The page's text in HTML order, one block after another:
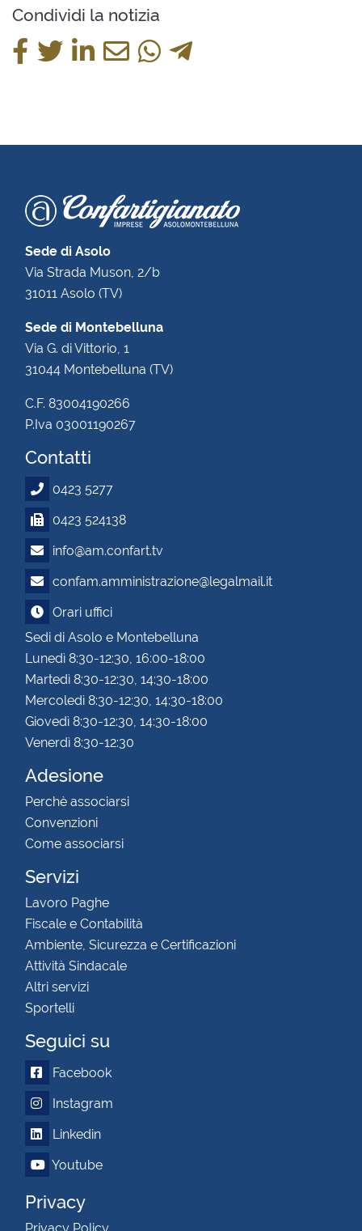
Condividi la notizia
Sede di Asolo
Via Strada Muson, 2/b
31011 Asolo (TV)
Sede di Montebelluna
Via G. di Vittorio, 1
31044 Montebelluna (TV)
C.F. 83004190266
P.Iva 03001190267
Contatti
0423 5277
0423 524138
info@am.confart.tv
confam.amministrazione@legalmail.it
Orari uffici
Sedi di Asolo e Montebelluna
Lunedì 8:30-12:30, 16:00-18:00
Martedì 8:30-12:30, 14:30-18:00
Mercoledì 8:30-12:30, 14:30-18:00
Giovedì 8:30-12:30, 14:30-18:00
Venerdì 8:30-12:30
Adesione
Perchè associarsi
Convenzioni
Come associarsi
Servizi
Lavoro Paghe
Fiscale e Contabilità
Ambiente, Sicurezza e Certificazioni
Attività Sindacale
Altri servizi
Sportelli
Seguici su
Facebook
Instagram
Linkedin
Youtube
Privacy